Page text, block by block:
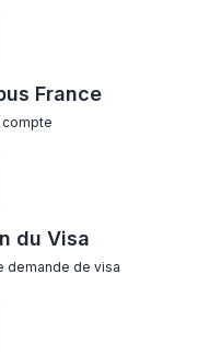
France
compte
du Visa
demande de visa